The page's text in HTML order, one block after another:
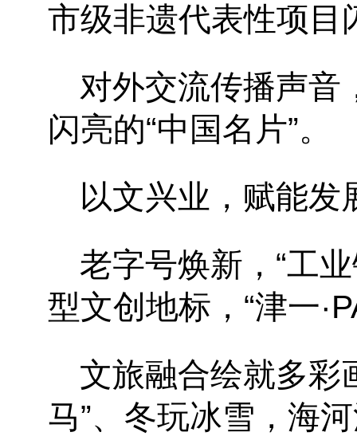
市级非遗代表性项目
对外交流传播声音
闪亮的“中国名片”。
以文兴业，赋能发
老字号焕新， “工
型文创地标，“津一
文旅融合绘就多彩
马”、冬玩冰雪，海